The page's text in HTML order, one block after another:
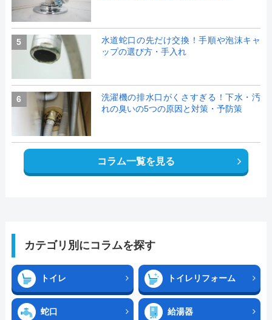
5
水道蛇口の先だけ交換！手順や泡沫キャ
ップの選び方・手入れ
6
洗濯機の排水口がくさすぎる！下水・汚
れの臭いの5つの原因と対策・予防策
コラム一覧を見る
カテゴリ別にコラムを探す
トイレ トイレリフォーム
蛇口 給湯器